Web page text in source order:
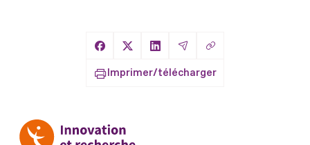
Partager sur Facebook
Partager sur X
Partager sur LinkedIn
Partager par Email
Copier le lien
Imprimer/télécharger